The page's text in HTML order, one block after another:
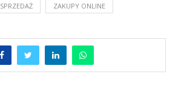
SPRZEDAŻ ZAKUPY ONLINE